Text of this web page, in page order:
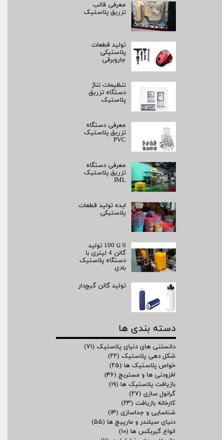
معرفی قالب
تزریق پلاستیک
تولید قطعات
پلاستیکی
جاروبرقی
تنظیمات تناژ
دستگاه تزریق
پلاستیک
معرفی دستگاه
تزریق پلاستیک
PVC
معرفی دستگاه
تزریق پلاستیک
IML
ایده تولید قطعات
پلاستیکی
0 تا 100 تولید
گالن 4 لیتری با
دستگاه پلاستیک
بادی
تولید گالن گیج‌دار
دسته بندی ها
دانستنی های دنیای پلاستیک (۷۱)
شکل دهی پلاستیک (۲۲)
خواص پلاستیک ها (۲۵)
افزودنی ها و مستربچ (۴۶)
بازیافت پلاستیک ها (۱۹)
گرانول سازی (۲۷)
کارخانه بازیافت (۲۳)
شناسایی و جداسازی (۱۴)
دنیای سیلندر و مارپیچ ها (۵۵)
انواع گیربکس ها (۱۰)